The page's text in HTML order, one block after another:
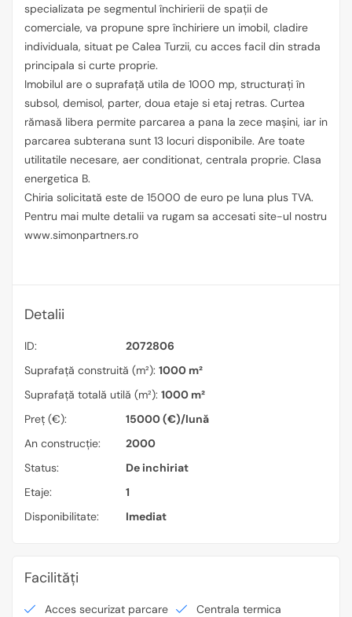
specializata pe segmentul închirierii de spații de
comerciale, va propune spre închiriere un imobil, cladire
individuala, situat pe Calea Turzii, cu acces facil din strada
principala si curte proprie.
Imobilul are o suprafață utila de 1000 mp, structurați în
subsol, demisol, parter, doua etaje si etaj retras. Curtea
rămasă libera permite parcarea a pana la zece mașini, iar in
parcarea subterana sunt 13 locuri disponibile. Are toate
utilitatile necesare, aer conditionat, centrala proprie. Clasa
energetica B.
Chiria solicitată este de 15000 de euro pe luna plus TVA.
Pentru mai multe detalii va rugam sa accesati site-ul nostru
www.simonpartners.ro
Detalii
ID:
2072806
Suprafață construită (m²): 1000 m²
Suprafață totală utilă (m²): 1000 m²
Preț (€):
15000 (€)/lună
An construcție:
2000
Status:
De inchiriat
Etaje:
1
Disponibilitate:
Imediat
Facilități
Acces securizat parcare Centrala termica